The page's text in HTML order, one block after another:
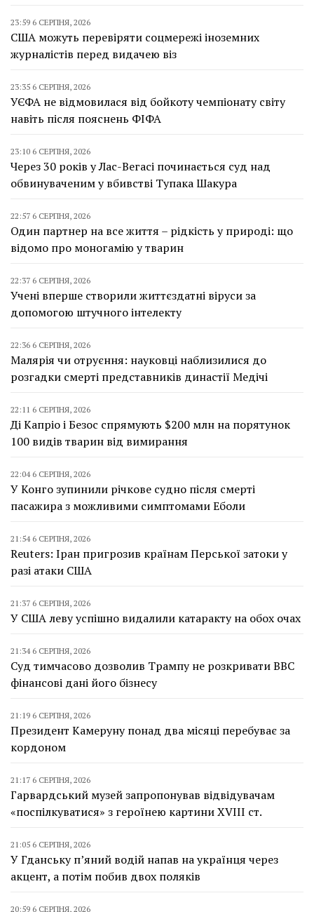
23:59 6 СЕРПНЯ, 2026
США можуть перевіряти соцмережі іноземних
журналістів перед видачею віз
23:35 6 СЕРПНЯ, 2026
УЄФА не відмовилася від бойкоту чемпіонату світу
навіть після пояснень ФІФА
23:10 6 СЕРПНЯ, 2026
Через 30 років у Лас-Вегасі починається суд над
обвинуваченим у вбивстві Тупака Шакура
22:57 6 СЕРПНЯ, 2026
Один партнер на все життя – рідкість у природі: що
відомо про моногамію у тварин
22:37 6 СЕРПНЯ, 2026
Учені вперше створили життєздатні віруси за
допомогою штучного інтелекту
22:36 6 СЕРПНЯ, 2026
Малярія чи отруєння: науковці наблизилися до
розгадки смерті представників династії Медічі
22:11 6 СЕРПНЯ, 2026
Ді Капріо і Безос спрямують $200 млн на порятунок
100 видів тварин від вимирання
22:04 6 СЕРПНЯ, 2026
У Конго зупинили річкове судно після смерті
пасажира з можливими симптомами Еболи
21:54 6 СЕРПНЯ, 2026
Reuters: Іран пригрозив країнам Перської затоки у
разі атаки США
21:37 6 СЕРПНЯ, 2026
У США леву успішно видалили катаракту на обох очах
21:34 6 СЕРПНЯ, 2026
Суд тимчасово дозволив Трампу не розкривати BBC
фінансові дані його бізнесу
21:19 6 СЕРПНЯ, 2026
Президент Камеруну понад два місяці перебуває за
кордоном
21:17 6 СЕРПНЯ, 2026
Гарвардський музей запропонував відвідувачам
«поспілкуватися» з героїнею картини XVIII ст.
21:05 6 СЕРПНЯ, 2026
У Гданську п’яний водій напав на українця через
акцент, а потім побив двох поляків
20:59 6 СЕРПНЯ, 2026